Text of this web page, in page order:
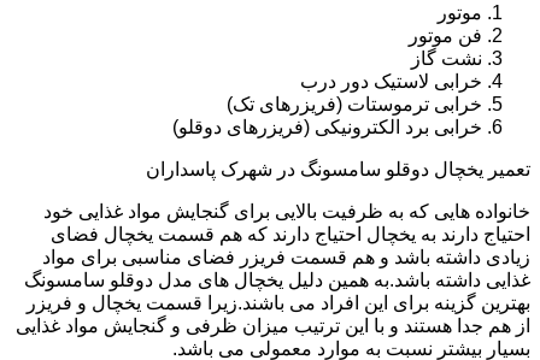
موتور
فن موتور
نشت گاز
خرابی لاستیک دور درب
خرابی ترموستات (فریزرهای تک)
خرابی برد الکترونیکی (فریزرهای دوقلو)
تعمیر یخچال دوقلو سامسونگ در شهرک پاسداران
خانواده هایی که به ظرفیت بالایی برای گنجایش مواد غذایی خود
احتیاج دارند به یخچال احتیاج دارند که هم قسمت یخچال فضای
زیادی داشته باشد و هم قسمت فریزر فضای مناسبی برای مواد
غذایی داشته باشد.به همین دلیل یخچال های مدل دوقلو سامسونگ
بهترین گزینه برای این افراد می باشند.زیرا قسمت یخچال و فریزر
از هم جدا هستند و با این ترتیب میزان ظرفی و گنجایش مواد غذایی
بسیار بیشتر نسبت به موارد معمولی می باشد.